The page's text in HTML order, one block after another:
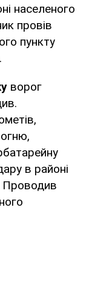
населеного
провів
пункту
ворог
в районі
Проводив